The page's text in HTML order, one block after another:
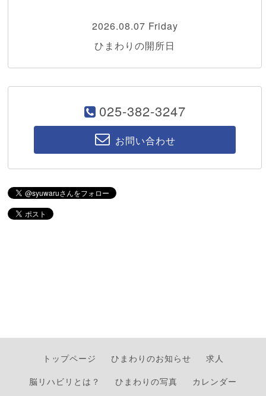
2026.08.07 Friday
ひまわりの開所日
025-382-3247
お問い合わせ
トップページ ひまわりのお知らせ
求人
脳リハビリとは？
ひまわりの写真
カレンダー